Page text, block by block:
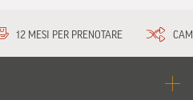
12 MESI PER PRENOTARE